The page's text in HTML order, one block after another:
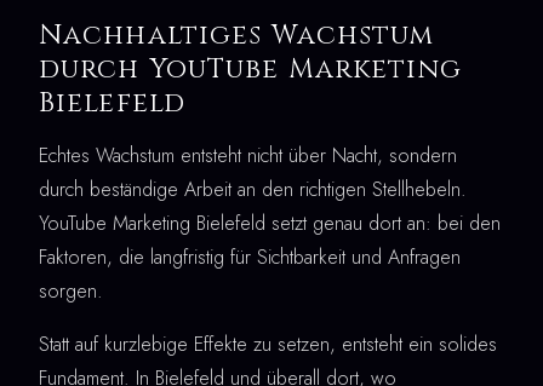
Nachhaltiges Wachstum
durch YouTube Marketing
Bielefeld
Echtes Wachstum entsteht nicht über Nacht, sondern
durch beständige Arbeit an den richtigen Stellhebeln.
YouTube Marketing Bielefeld setzt genau dort an: bei den
Faktoren, die langfristig für Sichtbarkeit und Anfragen
sorgen.
Statt auf kurzlebige Effekte zu setzen, entsteht ein solides
Fundament. In Bielefeld und überall dort, wo